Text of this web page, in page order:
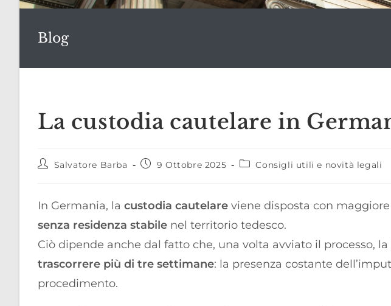
Blog
La custodia cautelare in
AutoreSalvatore Barba
Articolo
9 Ottobre 2025
Categoria
Consigli utili e novità legali
In Germania, la custodia cautelare viene disposta con
senza residenza stabile nel territorio tedesco.
Ciò dipende anche dal fatto che, una volta avviato il processo,
trascorrere più di tre settimane: la presenza costante
procedimento.